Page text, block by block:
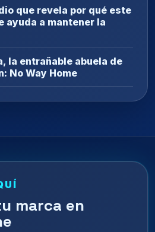
que revela por qué este
ayuda a mantener la
la entrañable abuela de
No Way Home
marca en